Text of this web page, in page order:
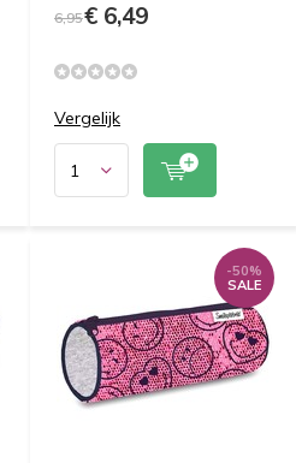
6,95€ 6,49
Vergelijk
-50%
SALE